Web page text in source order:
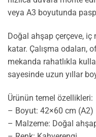
veya A3 boyutunda
Doğal ahşap çerçeve,
katar. Çalışma odaları,
mekanda rahatlıkla
sayesinde uzun yıllar
Ürünün temel özellikleri:
– Boyut: 42×60 cm (A2)
– Malzeme: Doğal